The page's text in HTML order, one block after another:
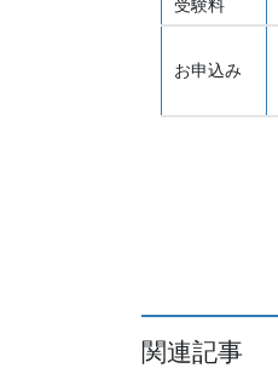
受験料
お申込み
関連記事